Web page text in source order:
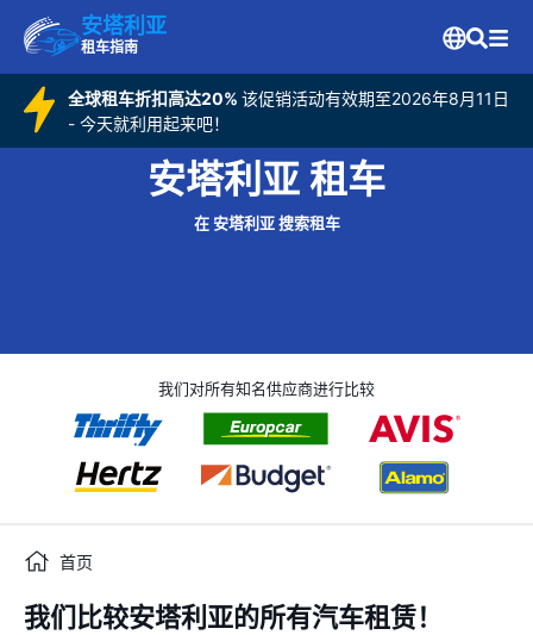
安塔利亚
租车指南
全球租车折扣高达20% 该促销活动有效期至2026年8月11日
- 今天就利用起来吧！
安塔利亚 租车
在 安塔利亚 搜索租车
我们对所有知名供应商进行比较
首页
我们比较安塔利亚的所有汽车租赁！